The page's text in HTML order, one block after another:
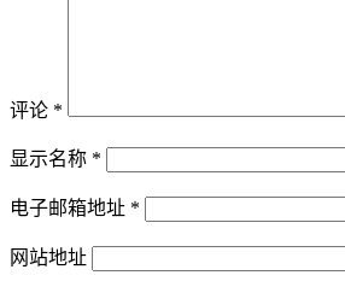
评论 *
显示名称 *
电子邮箱地址 *
网站地址